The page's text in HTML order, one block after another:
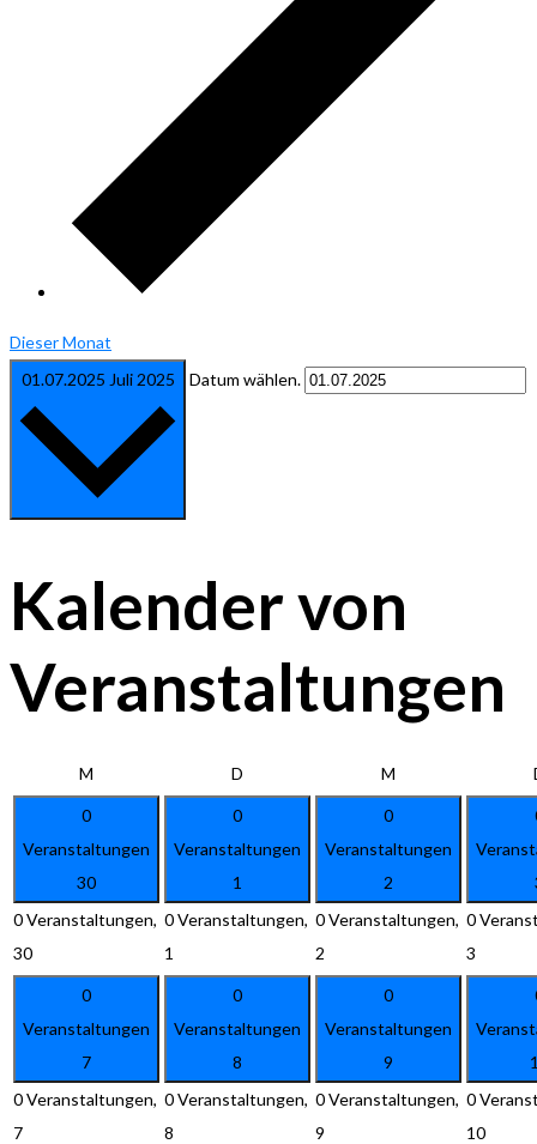
Dieser Monat
01.07.2025 Juli 2025 Datum wählen.
Kalender von
Veranstaltungen
M D M
0
Veranstaltungen
30
0 Veranstaltungen,
30
0
Veranstaltungen
1
0 Veranstaltungen,
1
0
Veranstaltungen
2
0 Veranstaltungen,
2
0
3
0
Veranstaltungen
7
0 Veranstaltungen,
7
0
Veranstaltungen
8
0 Veranstaltungen,
8
0
Veranstaltungen
9
0 Veranstaltungen,
9
0
10